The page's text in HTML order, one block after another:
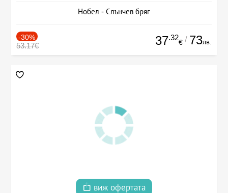
Нобел - Слънчев бряг
-30%
53.17€ 37.32
€ / 73лв.
виж офертата